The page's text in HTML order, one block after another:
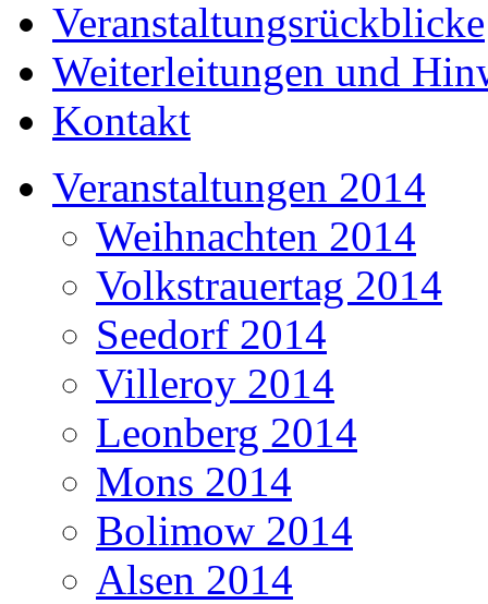
Veranstaltungsrückblicke
Weiterleitungen und
Kontakt
Veranstaltungen 2014
Weihnachten 2014
Volkstrauertag 2014
Seedorf 2014
Villeroy 2014
Leonberg 2014
Mons 2014
Bolimow 2014
Alsen 2014